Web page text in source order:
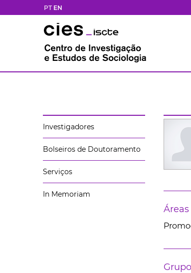
PT EN
Investigadores
Bolseiros de Doutoramento
Serviços
In Memoriam